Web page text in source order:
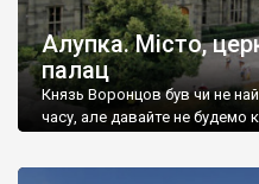
Алупка. Місто,
палац
Князь Воронцов був чи не
часу, але давайте не